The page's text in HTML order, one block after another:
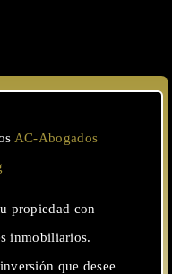
AC-Abogados
propiedad con
inmobiliarios.
que desee